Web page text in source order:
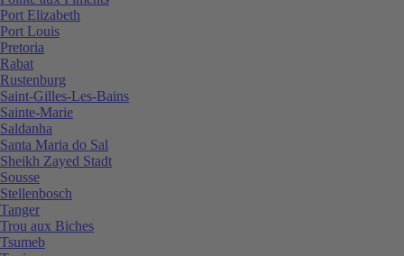
Port Elizabeth
Port Louis
Pretoria
Rabat
Rustenburg
Saint-Gilles-Les-Bains
Sainte-Marie
Saldanha
Santa Maria do Sal
Sheikh Zayed Stadt
Sousse
Stellenbosch
Tanger
Trou aux Biches
Tsumeb